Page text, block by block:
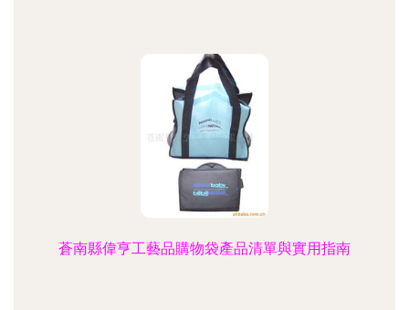
蒼南縣偉亨工藝品購物袋產品清單與實用指南